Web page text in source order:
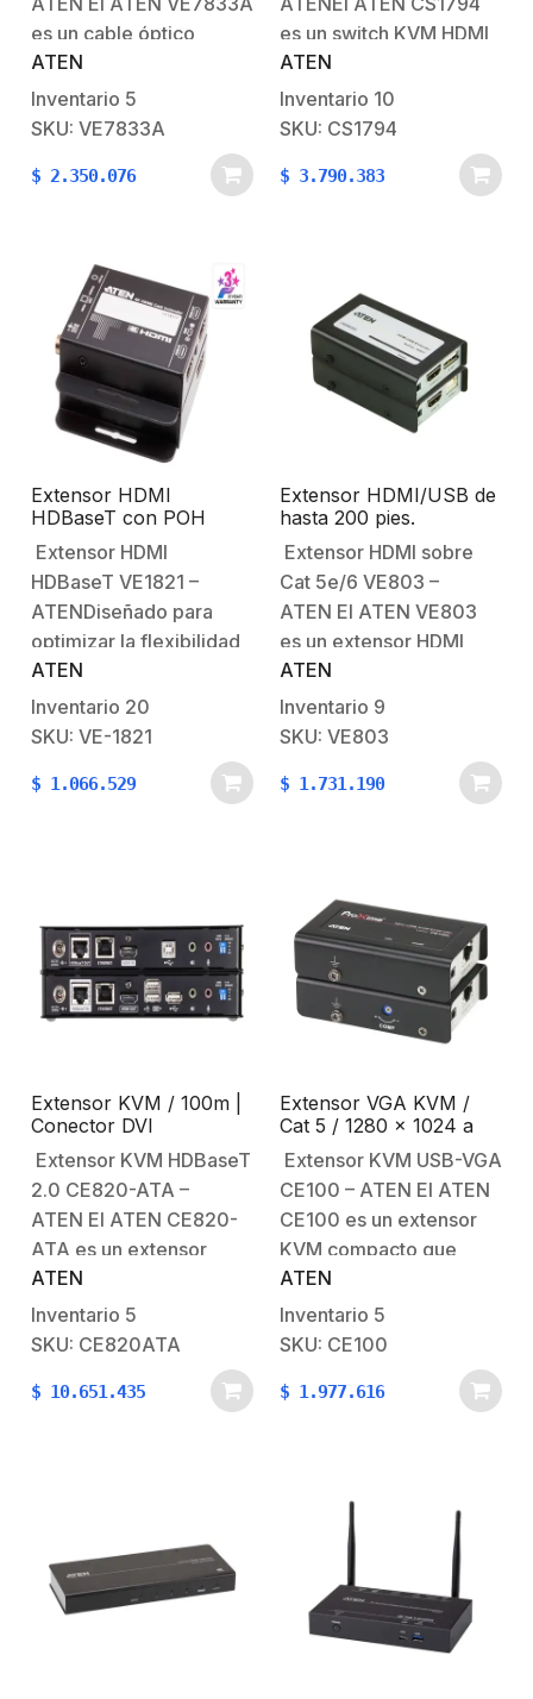
es un cable óptico
activo HDMI de 30
metros, diseñado para
transmitir video y audio
de ultra alta definición a
largas distancias sin
resoluciones 4K a 60 Hz
(4:4:4),…
ATEN
Inventario 5
SKU: VE7833A
$ 2.350.076
es un switch KVM HDMI
de 4 puertos que
permite controlar hasta
cuatro computadoras
desde un solo teclado,
mouse y monitor HDMI.
calidad de…
ATEN
Inventario 10
SKU: CS1794
$ 3.790.383
Extensor HDMI
HDBaseT con POH
hasta 4k 330 pies
Extensor HDMI
HDBaseT VE1821 –
ATENDiseñado para
optimizar la flexibilidad
de instalación, el VE1821
presenta una carcasa
ultraligera del tamaño
de la palma de la mano,
perfecta para montarlo
que…
ATEN
Inventario 20
SKU: VE-1821
$ 1.066.529
Extensor HDMI/USB de
hasta 200 pies.
Extensor HDMI sobre
Cat 5e/6 VE803 –
ATEN El ATEN VE803
es un extensor HDMI
compacto que permite
transmitir señales de
video y audio HDMI de
alta calidad a distancias
de hasta 60 metros
1080p…
ATEN
Inventario 9
SKU: VE803
$ 1.731.190
Extensor KVM / 100m |
Conector DVI
/ ExtremeUSB® /
HDBaseT™ / Resolución
1920x 1200 / USB 2.0
Extensor KVM HDBaseT
2.0 CE820-ATA –
ATEN El ATEN CE820-
ATA es un extensor
KVM avanzado que
utiliza la tecnología
HDBaseT 2.0 para
transmitir señales HDMI,
USB 2.0, audio, Ethernet
ATEN
Inventario 5
SKU: CE820ATA
$ 10.651.435
Extensor VGA KVM /
Cat 5 / 1280 x 1024 a
60 Hz 100m / 1920 x
1200 a 60 Hz 30 m
Extensor KVM USB-VGA
CE100 – ATEN El ATEN
CE100 es un extensor
KVM compacto que
permite controlar un PC
o servidor desde una
ubicación remota hasta
distancia mediante
facilita la separación
entre la…
ATEN
Inventario 5
SKU: CE100
$ 1.977.616